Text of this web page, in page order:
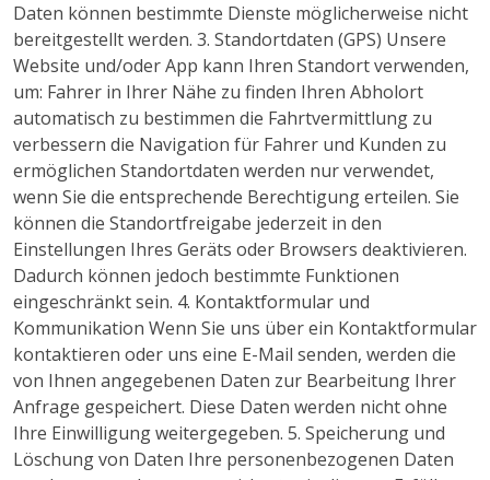
Daten können bestimmte Dienste möglicherweise nicht
bereitgestellt werden. 3. Standortdaten (GPS) Unsere
Website und/oder App kann Ihren Standort verwenden,
um: Fahrer in Ihrer Nähe zu finden Ihren Abholort
automatisch zu bestimmen die Fahrtvermittlung zu
verbessern die Navigation für Fahrer und Kunden zu
ermöglichen Standortdaten werden nur verwendet,
wenn Sie die entsprechende Berechtigung erteilen. Sie
können die Standortfreigabe jederzeit in den
Einstellungen Ihres Geräts oder Browsers deaktivieren.
Dadurch können jedoch bestimmte Funktionen
eingeschränkt sein. 4. Kontaktformular und
Kommunikation Wenn Sie uns über ein Kontaktformular
kontaktieren oder uns eine E-Mail senden, werden die
von Ihnen angegebenen Daten zur Bearbeitung Ihrer
Anfrage gespeichert. Diese Daten werden nicht ohne
Ihre Einwilligung weitergegeben. 5. Speicherung und
Löschung von Daten Ihre personenbezogenen Daten